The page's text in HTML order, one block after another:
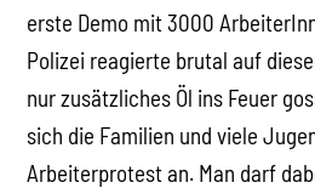
erste Demo mit 3000
Polizei reagierte brutal auf
nur zusätzliches Öl ins Feuer
sich die Familien und viele
Arbeiterprotest an. Man darf